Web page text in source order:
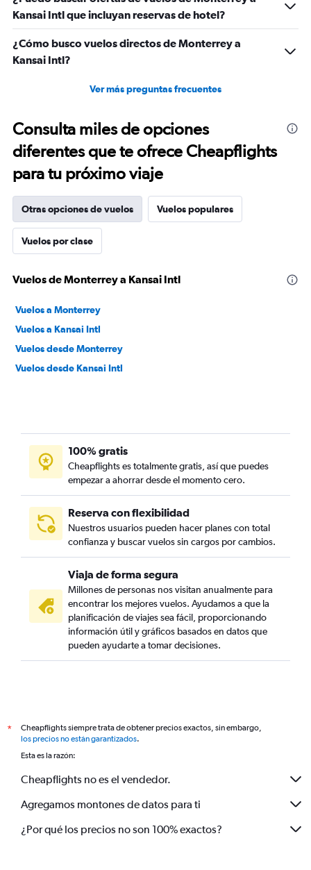
Kansai Intl que incluyan reservas de hotel?
¿Cómo busco vuelos directos de Monterrey a
Kansai Intl?
Ver más preguntas frecuentes
Consulta miles de opciones
diferentes que te ofrece Cheapflights
para tu próximo viaje
Otras opciones de vuelos Vuelos populares
Vuelos por clase
Vuelos de Monterrey a Kansai Intl
Vuelos a Monterrey
Vuelos a Kansai Intl
Vuelos desde Monterrey
Vuelos desde Kansai Intl
100% gratis
Cheapflights es totalmente gratis, así que puedes
empezar a ahorrar desde el momento cero.
Reserva con flexibilidad
Nuestros usuarios pueden hacer planes con total
confianza y buscar vuelos sin cargos por cambios.
Viaja de forma segura
Millones de personas nos visitan anualmente para
encontrar los mejores vuelos. Ayudamos a que la
planificación de viajes sea fácil, proporcionando
información útil y gráficos basados en datos que
pueden ayudarte a tomar decisiones.
*
Cheapflights siempre trata de obtener precios exactos, sin embargo,
los precios no están garantizados.
Esta es la razón:
Cheapflights no es el vendedor.
Agregamos montones de datos para ti
¿Por qué los precios no son 100% exactos?